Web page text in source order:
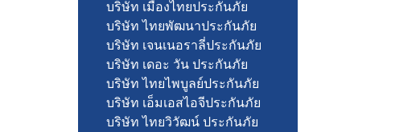
บริษัท เมืองไทยประกันภัย
บริษัท ไทยพัฒนาประกันภัย
บริษัท เจนเนอราลี่ประกันภัย
บริษัท เดอะ วัน ประกันภัย
บริษัท ไทยไพบูลย์ประกันภัย
บริษัท เอ็มเอสไอจีประกันภัย
บริษัท ไทยวิวัฒน์ ประกันภัย